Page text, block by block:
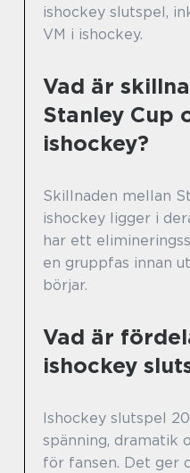
ishockey slutspel,
VM i ishockey.
Vad är
Stanley Cup
ishockey?
Skillnaden mellan
ishockey ligger i
har ett
en gruppfas innan
börjar.
Vad är
ishockey
Ishockey slutspel
spänning, dramatik
för fansen. Det ger